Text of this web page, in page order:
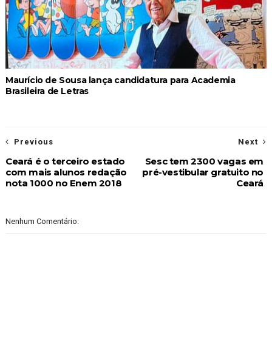
Maurício de Sousa lança candidatura para Academia
Brasileira de Letras
Next
Sesc tem 2300 vagas em
pré-vestibular gratuito no
Ceará
Previous
Ceará é o terceiro estado
com mais alunos redação
nota 1000 no Enem 2018
Nenhum Comentário: